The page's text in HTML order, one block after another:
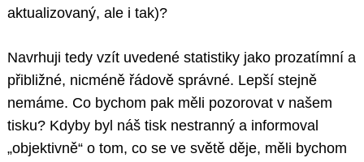
aktualizovaný, ale i tak)?
Navrhuji tedy vzít uvedené statistiky jako prozatímní a
přibližné, nicméně řádově správné. Lepší stejně
nemáme. Co bychom pak měli pozorovat v našem
tisku? Kdyby byl náš tisk nestranný a informoval
„objektivně“ o tom, co se ve světě děje, měli bychom